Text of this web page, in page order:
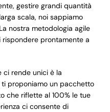
gestire grandi quantità
scala, noi sappiamo
nostra metodologia agile
rispondere prontamente a
ci rende unici è la
ti proponiamo un pacchetto
che riflette al 100% le tue
ci consente di